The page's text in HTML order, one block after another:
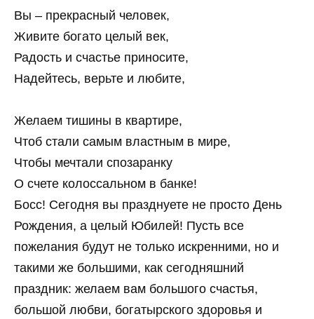
Вы – прекрасный человек,
Живите богато целый век,
Радость и счастье приносите,
Надейтесь, верьте и любите,
Желаем тишины в квартире,
Чтоб стали самым властным в мире,
Чтобы мечтали спозаранку
О счете колоссальном в банке!
Босс! Сегодня вы празднуете не просто День
Рождения, а целый Юбилей! Пусть все
пожелания будут не только искренними, но и
такими же большими, как сегодняшний
праздник: желаем вам большого счастья,
большой любви, богатырского здоровья и